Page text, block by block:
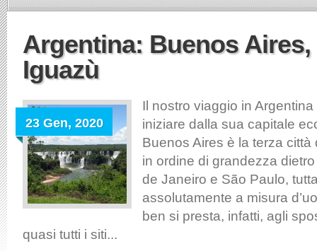
Argentina: Buenos Aires,
Iguazù
23 Gen, 2020
Il nostro viaggio in
iniziare dalla sua capitale
Buenos Aires è la terza città
in ordine di grandezza
de Janeiro e São Paulo,
assolutamente a misura
ben si presta, infatti, agli
quasi tutti i siti...